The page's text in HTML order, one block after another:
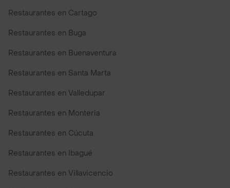
Restaurantes en Cartago
Restaurantes en Buga
Restaurantes en Buenaventura
Restaurantes en Santa Marta
Restaurantes en Valledupar
Restaurantes en Monteria
Restaurantes en Cúcuta
Restaurantes en Ibagué
Restaurantes en Villavicencio